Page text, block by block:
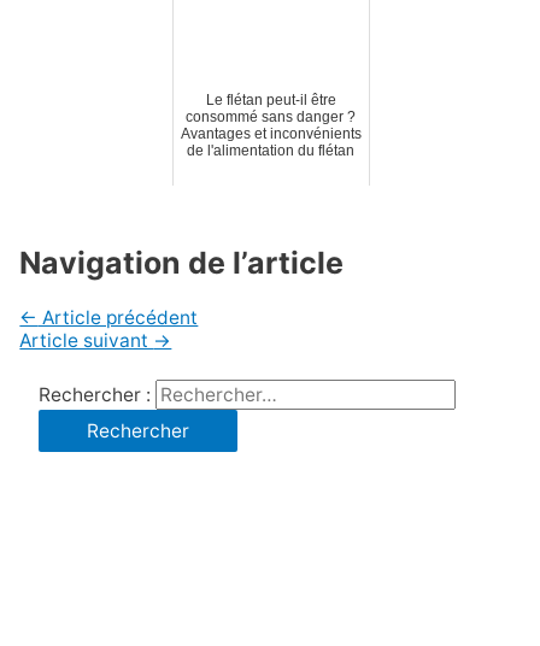
Le flétan peut-il être
consommé sans danger ?
Avantages et inconvénients
de l'alimentation du flétan
Navigation de l’article
← Article précédent
Article suivant →
Rechercher :